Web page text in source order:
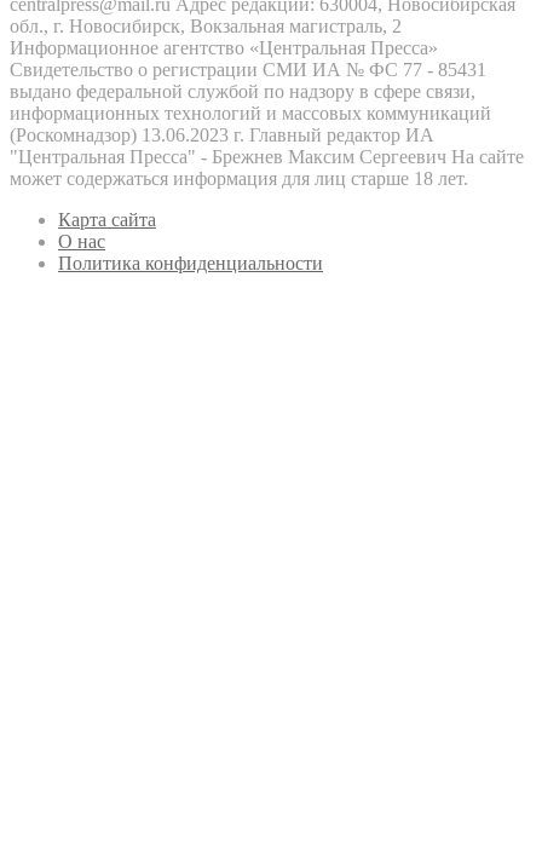
centralpress@mail.ru Адрес редакции: 630004, Новосибирская
обл., г. Новосибирск, Вокзальная магистраль, 2
Информационное агентство «Центральная Пресса»
Свидетельство о регистрации СМИ ИА № ФС 77 - 85431
выдано федеральной службой по надзору в сфере связи,
информационных технологий и массовых коммуникаций
(Роскомнадзор) 13.06.2023 г. Главный редактор ИА
"Центральная Пресса" - Брежнев Максим Сергеевич На сайте
может содержаться информация для лиц старше 18 лет.
Карта сайта
О нас
Политика конфиденциальности